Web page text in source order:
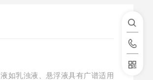
如乳浊液、悬浮液具有广谱适用